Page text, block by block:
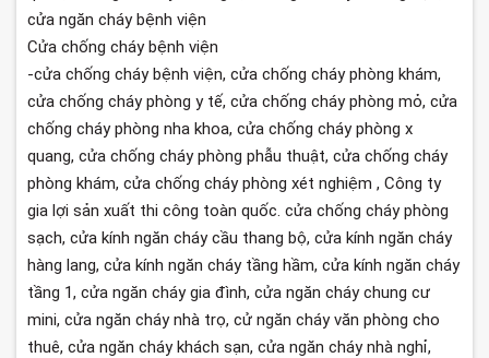
cửa ngăn cháy bệnh viện
Cửa chống cháy bệnh viện
-cửa chống cháy bệnh viện, cửa chống cháy phòng khám,
cửa chống cháy phòng y tế, cửa chống cháy phòng mỏ, cửa
chống cháy phòng nha khoa, cửa chống cháy phòng x
quang, cửa chống cháy phòng phẫu thuật, cửa chống cháy
phòng khám, cửa chống cháy phòng xét nghiệm , Công ty
gia lợi sản xuất thi công toàn quốc. cửa chống cháy phòng
sạch, cửa kính ngăn cháy cầu thang bộ, cửa kính ngăn cháy
hàng lang, cửa kính ngăn cháy tầng hầm, cửa kính ngăn cháy
tầng 1, cửa ngăn cháy gia đình, cửa ngăn cháy chung cư
mini, cửa ngăn cháy nhà trọ, cử ngăn cháy văn phòng cho
thuê, cửa ngăn cháy khách sạn, cửa ngăn cháy nhà nghỉ,